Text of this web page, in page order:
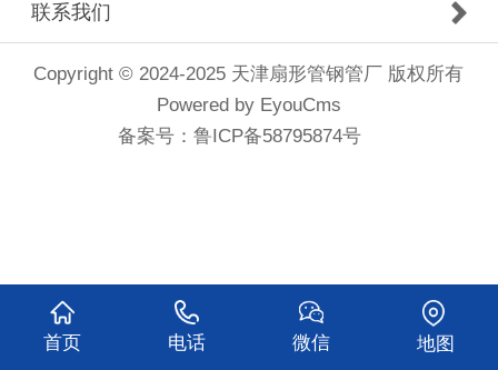
联系我们
Copyright © 2024-2025 天津扇形管钢管厂 版权所有
Powered by EyouCms
备案号： 鲁ICP备58795874号
首页 电话 微信 地图